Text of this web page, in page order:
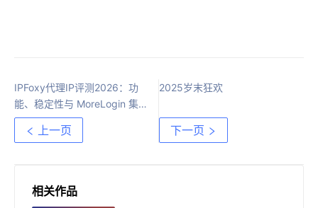
IPFoxy代理IP评测2026：功
能、稳定性与 MoreLogin 集
成实测
上一页
2025岁末狂欢
下一页
相关作品